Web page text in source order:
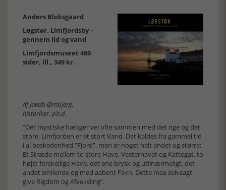
Anders Bloksgaard
Løgstør. Limfjordsby –
gennem ild og vand
Limfjordsmuseet 480
sider, ill., 349 kr.
Af Jakob Ørnbjerg,
historiker, ph.d.
”Det mystiske hænger vel ofte sammen med det rige og det
store. Limfjorden er et stort Vand. Det kaldes fra gammel tid
i al beskedenhed ”Fjord”, men er noget helt andet og større:
Et Stræde mellem to store Have. Vesterhavet og Kattegat, to
højst forskellige Have, det ene brysk og utilnærmeligt, det
andet smilende og med aabent Favn. Dette maa selvsagt
give Rigdom og Afveksling”.